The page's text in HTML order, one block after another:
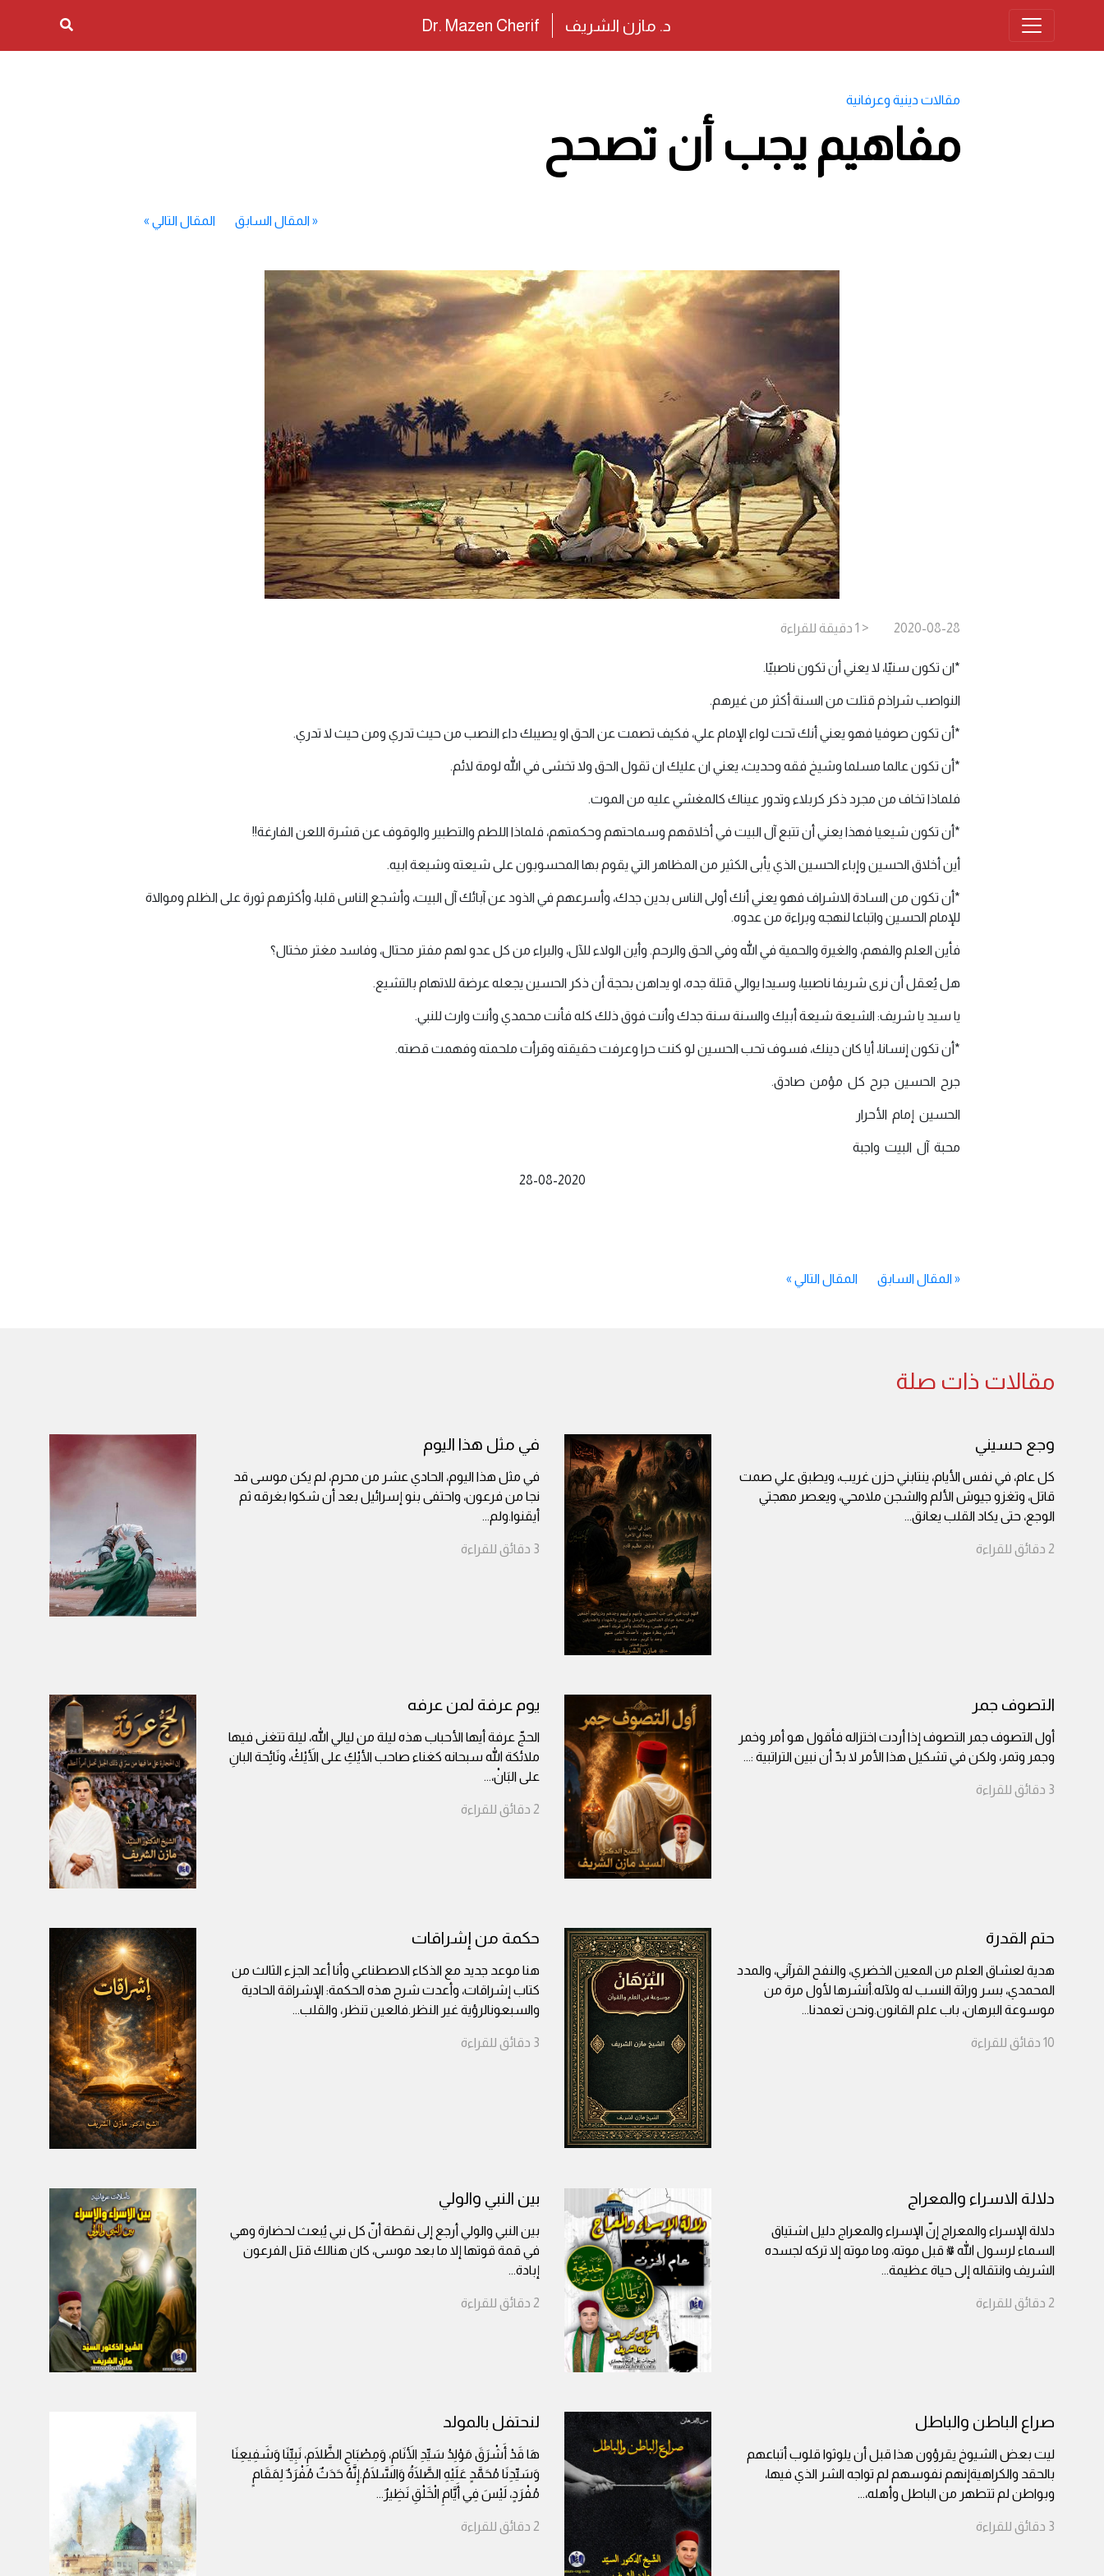
د. مازن الشريف Dr. Mazen Cherif
مقالات دينية وعرفانية
مفاهيم يجب أن تصحح
«المقال السابق المقال التالي »
2020-08-28
< 1 دقيقة للقراءة
*ان تكون سنيّا، لا يعني أن تكون ناصبيّا.
النواصب شراذم قتلت من السنة أكثر من غيرهم.
*أن تكون صوفيا فهو يعني أنك تحت لواء الإمام علي، فكيف تصمت عن الحق او يصيبك داء النصب من حيث تدري ومن حيث لا تدري.
*أن تكون عالما مسلما وشيخ فقه وحديث، يعني ان عليك ان تقول الحق ولا تخشى في الله لومة لائم.
فلماذا تخاف من مجرد ذكر كربلاء وتدور عيناك كالمغشي عليه من الموت.
*أن تكون شيعيا فهذا يعني أن تتبع آل البيت في أخلاقهم وسماحتهم وحكمتهم، فلماذا اللطم والتطبير والوقوف عن قشرة اللعن الفارغة!!
أين أخلاق الحسين وإباء الحسين الذي يأبى الكثير من المظاهر التي يقوم بها المحسوبون على شيعته وشيعة ابيه.
*أن تكون من السادة الاشراف فهو يعني أنك أولى الناس بدين جدك، وأسرعهم في الذود عن آبائك آل البيت، وأشجع الناس قلبا، وأكثرهم ثورة على الظلم وموالاة
للإمام الحسين واتباعا لنهجه وبراءة من عدوه.
فأين العلم والفهم، والغيرة والحمية في الله وفي الحق والرحم. وأين الولاء للآل، والبراء من كل عدو لهم مفتر محتال، وفاسد مغتر مختال؟
هل يُعقل أن نرى شريفا ناصبيا، وسيدا يوالي قتلة جده، او يداهن بحجة أن ذكر الحسين يجعله عرضة للاتهام بالتشيع.
يا سيد يا شريف: الشيعة شيعة أبيك والسنة سنة جدك وأنت فوق ذلك كله فأنت محمدي وأنت وارث للنبي.
*أن تكون إنسانا، أيا كان دينك، فسوف تحب الحسين لو كنت حرا وعرفت حقيقته وقرأت ملحمته وفهمت قصته.
جرح الحسين جرح كل مؤمن صادق.
الحسين إمام الأحرار
محبة آل البيت واجبة
28-08-2020
«المقال السابق المقال التالي »
مقالات ذات صلة
وجع حسيني
كل عام، في نفس الأيام، ينتابني حزن غريب، ويطبق علي صمت
قاتل، وتغزو جيوش الألم والشجن ملامحي، ويعصر مهجتي
الوجع، حتى يكاد القلب يعانق...
2 دقائق للقراءة
في مثل هذا اليوم
في مثل هذا اليوم، الحادي عشر من محرم، لم يكن موسى قد
نجا من فرعون، واحتفى بنو إسرائيل بعد أن شكوا بغرقه ثم
أيقنوا.ولم...
3 دقائق للقراءة
التصوف جمر
أول التصوف جمر التصوف إذا أردت اختزاله فأقول هو أمر وخمر
وجمر وتمر، ولكن في تشكيل هذا الأمر لا بدّ أن نبين التراتبية :...
3 دقائق للقراءة
يوم عرفة لمن عرفه
الحجّ عرفة أيها الأحباب هذه ليلة من ليالي الله، ليلة تتغنى فيها
ملائكة الله سبحانه كغناء صاحب الأيْكِ على الأَيْكْ، ونَائِحة البانِ
على البَانْ،...
2 دقائق للقراءة
حتم القدرة
هدية لعشاق العلم من المعين الخضري، والنفح القرآني، والمدد
المحمدي، بسر وراثة النسب له ولآله.أنشرها لأول مرة من
موسوعة البرهان، باب علم القانون.ونحن تعمدنا...
10 دقائق للقراءة
حكمة من إشراقات
هنا موعد جديد مع الذكاء الاصطناعي وأنا أعد الجزء الثالث من
كتاب إشراقات، وأعدت شرح هذه الحكمة: الإشراقة الحادية
والسبعونالرؤية غير النظر.فالعين تنظر، والقلب...
3 دقائق للقراءة
دلالة الاسراء والمعراج
دلالة الإسراء والمعراج إنّ الإسراء والمعراج دليل اشتياق
السماء لرسول الله ﷺ قبل موته، وما موته إلا تركه لجسده
الشريف وانتقاله إلى حياة عظيمة...
2 دقائق للقراءة
بين النبي والولي
بين النبي والولي أرجع إلى نقطة أنّ كل نبي يُبعث لحضارة وهي
في قمة قوتها إلا ما بعد موسى، كان هنالك قتل الفرعون
إبادة...
2 دقائق للقراءة
صراع الباطن والباطل
ليت بعض الشيوخ يقرؤون هذا قبل أن يلوثوا قلوب أتباعهم
بالحقد والكراهيةإنهم نفوسهم لم تواجه الشر الذي فيها،
وبواطن لم تتطهر من الباطل وأهله،...
3 دقائق للقراءة
لنحتفل بالمولد
هَا قَدْ أَشْرَقَ مَوْلِدُ سَيِّدِ الأَنَامِ، وَمِصْبَاحِ الظَّلَامِ، نَبِيِّنَا وَشَفِيعِنَا
وَسَيِّدِنَا مُحَمَّدٍ عَلَيْهِ الصَّلَاةُ وَالسَّلَامُ.إِنَّهُ حَدَثٌ مُفْرَدٌ لِمَقَامٍ
مُفْرَدٍ، لَيْسَ فِي أَيَّامِ الْخَلْقِ نَظِيرٌ...
2 دقائق للقراءة